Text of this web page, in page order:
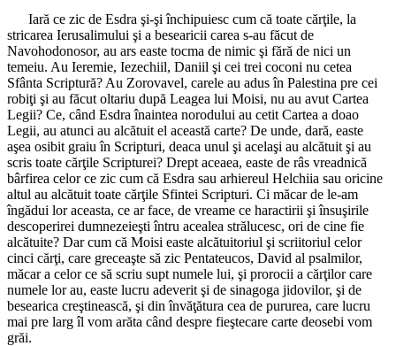
Iară ce zic de Esdra şi-şi închipuiesc cum că toate cărţile, la
stricarea Ierusalimului şi a besearicii carea s-au făcut de
Navohodonosor, au ars easte tocma de nimic şi fără de nici un
temeiu. Au Ieremie, Iezechiil, Daniil şi cei trei coconi nu cetea
Sfânta Scriptură? Au Zorovavel, carele au adus în Palestina pre cei
robiţi şi au făcut oltariu după Leagea lui Moisi, nu au avut Cartea
Legii? Ce, când Esdra înaintea norodului au cetit Cartea a doao
Legii, au atunci au alcătuit el această carte? De unde, dară, easte
aşea osibit graiu în Scripturi, deaca unul şi acelaşi au alcătuit şi au
scris toate cărţile Scripturei? Drept aceaea, easte de râs vreadnică
bârfirea celor ce zic cum că Esdra sau arhiereul Helchiia sau oricine
altul au alcătuit toate cărţile Sfintei Scripturi. Ci măcar de le-am
îngădui lor aceasta, ce ar face, de vreame ce haractirii şi însuşirile
descoperirei dumnezeieşti întru acealea strălucesc, ori de cine fie
alcătuite? Dar cum că Moisi easte alcătuitoriul şi scriitoriul celor
cinci cărţi, care greceaşte să zic Pentateucos, David al psalmilor,
măcar a celor ce să scriu supt numele lui, şi prorocii a cărţilor care
numele lor au, easte lucru adeverit şi de sinagoga jidovilor, şi de
besearica creştinească, şi din învăţătura cea de pururea, care lucru
mai pre larg îl vom arăta când despre fieştecare carte deosebi vom
grăi.